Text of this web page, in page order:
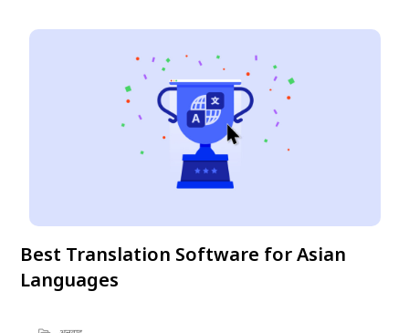
Best Translation Software for Asian
Languages